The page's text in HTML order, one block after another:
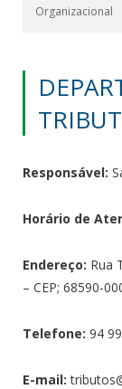
Organizacional
Responsável:
Horário de
Endereço: Rua
– CEP; 68590-
Telefone: 94
E-mail: